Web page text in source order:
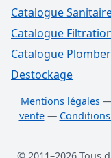
Catalogue
Catalogue
Catalogue
Destockage
Mentions légales
vente—
© 2011–2026 Tous